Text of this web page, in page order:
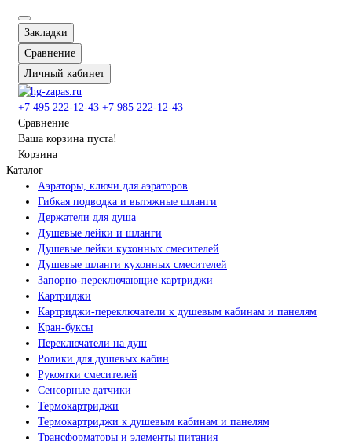
Закладки
Сравнение
Личный кабинет
+7 495 222-12-43 +7 985 222-12-43
Сравнение
Ваша корзина пуста!
Корзина
Каталог
Аэраторы, ключи для аэраторов
Гибкая подводка и вытяжные шланги
Держатели для душа
Душевые лейки и шланги
Душевые лейки кухонных смесителей
Душевые шланги кухонных смесителей
Запорно-переключающие картриджи
Картриджи
Картриджи-переключатели к душевым кабинам и панелям
Кран-буксы
Переключатели на душ
Ролики для душевых кабин
Рукоятки смесителей
Сенсорные датчики
Термокартриджи
Термокартриджи к душевым кабинам и панелям
Трансформаторы и элементы питания